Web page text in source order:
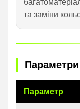
та заміни
Параметр